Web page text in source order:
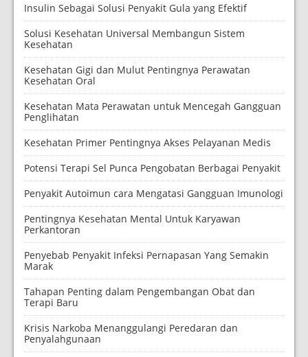
Insulin Sebagai Solusi Penyakit Gula yang Efektif
Solusi Kesehatan Universal Membangun Sistem
Kesehatan
Kesehatan Gigi dan Mulut Pentingnya Perawatan
Kesehatan Oral
Kesehatan Mata Perawatan untuk Mencegah Gangguan
Penglihatan
Kesehatan Primer Pentingnya Akses Pelayanan Medis
Potensi Terapi Sel Punca Pengobatan Berbagai Penyakit
Penyakit Autoimun cara Mengatasi Gangguan Imunologi
Pentingnya Kesehatan Mental Untuk Karyawan
Perkantoran
Penyebab Penyakit Infeksi Pernapasan Yang Semakin
Marak
Tahapan Penting dalam Pengembangan Obat dan
Terapi Baru
Krisis Narkoba Menanggulangi Peredaran dan
Penyalahgunaan